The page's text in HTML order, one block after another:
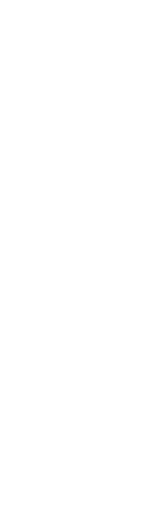
าหาร
หาร
รและการบริการ
าหาร
าหารเพื่อการสร้างเสริม